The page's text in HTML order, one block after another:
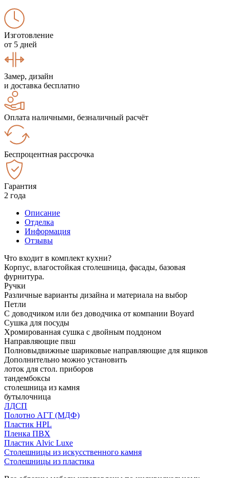
Изготовление
от 5 дней
Замер, дизайн
и доставка бесплатно
Оплата наличными, безналичный расчёт
Беспроцентная рассрочка
Гарантия
2 года
Описание
Отделка
Информация
Отзывы
Что входит в комплект кухни?
Корпус, влагостойкая столешница, фасады, базовая
фурнитура.
Ручки
Различные варианты дизайна и материала на выбор
Петли
С доводчиком или без доводчика от компании Boyard
Сушка для посуды
Хромированная сушка с двойным поддоном
Направляющие пвш
Полновыдвижные шариковые направляющие для ящиков
Дополнительно можно установить
лоток для стол. приборов
тандембоксы
столешница из камня
бутылочница
ЛДСП
Полотно АГТ (МДФ)
Пластик HPL
Пленка ПВХ
Пластик Alvic Luxe
Столешницы из искусственного камня
Столешницы из пластика